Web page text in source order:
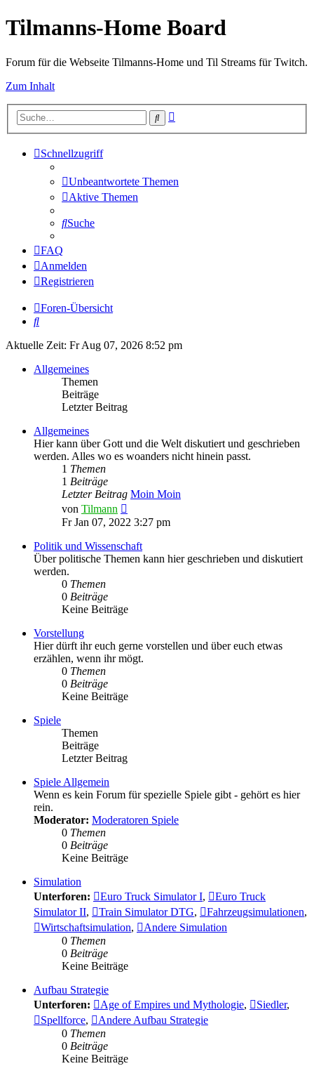
Tilmanns-Home Board
Forum für die Webseite Tilmanns-Home und Til Streams für Twitch.
Zum Inhalt
Suche
Schnellzugriff
Unbeantwortete Themen
Aktive Themen
Suche
FAQ
Anmelden
Registrieren
Foren-Übersicht
Suche
Aktuelle Zeit: Fr Aug 07, 2026 8:52 pm
Allgemeines
Themen
Beiträge
Letzter Beitrag
Allgemeines
Hier kann über Gott und die Welt diskutiert und geschrieben
werden. Alles wo es woanders nicht hinein passt.
1 Themen
1 Beiträge
Letzter Beitrag Moin Moin
von Tilmann
Beitrag
Fr Jan 07, 2022 3:27 pm
Politik und Wissenschaft
Über politische Themen kann hier geschrieben und diskutiert
werden.
0 Themen
0 Beiträge
Keine Beiträge
Vorstellung
Hier dürft ihr euch gerne vorstellen und über euch etwas
erzählen, wenn ihr mögt.
0 Themen
0 Beiträge
Keine Beiträge
Spiele
Themen
Beiträge
Letzter Beitrag
Spiele Allgemein
Wenn es kein Forum für spezielle Spiele gibt - gehört es hier
rein.
Moderator: Moderatoren Spiele
0 Themen
0 Beiträge
Keine Beiträge
Simulation
Unterforen:
Euro Truck Simulator I,
Euro Truck
Simulator II, Train Simulator DTG, Fahrzeugsimulationen,
Wirtschaftsimulation,
Andere Simulation
0 Themen
0 Beiträge
Keine Beiträge
Aufbau Strategie
Unterforen:
Age of Empires und Mythologie, Siedler,
Spellforce,
Andere Aufbau Strategie
0 Themen
0 Beiträge
Keine Beiträge